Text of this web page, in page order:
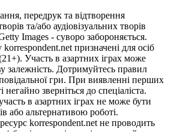
передрук та відтворення
та/або аудіовізуальних творів
Images - суворо забороняється.
призначені для осіб
Участь в азартних іграх може
залежність. Дотримуйтесь правил
гри. При виявленні перших
негайно зверніться до спеціаліста.
в азартних іграх не може бути
або альтернативою роботі.
korrespondent.net не проводить